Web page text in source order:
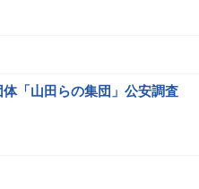
「山田らの集団」公安調査